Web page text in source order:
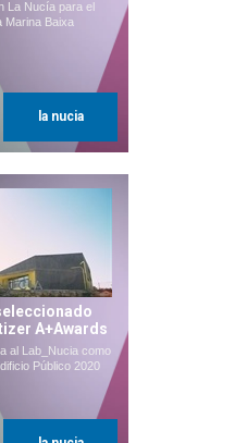
La Nucía para el
Marina Baixa
la nucia
A+Awards
al Lab_Nucia como
Público 2020